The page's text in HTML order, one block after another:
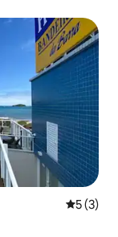
5 (3)